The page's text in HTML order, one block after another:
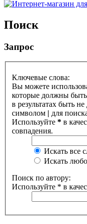
Поиск
Запрос
Ключевые слова:
Вы можете
которые должны быть
в результатах быть
символом | для
Используйте * в
совпадения.
Искать все
Искать
Поиск по автору:
Используйте * в